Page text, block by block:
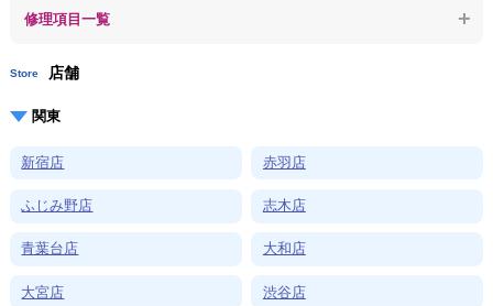
修理項目一覧
Store 店舗
関東
新宿店 赤羽店
ふじみ野店 志木店
青葉台店 大和店
大宮店 渋谷店